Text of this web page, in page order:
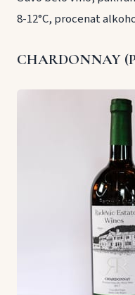
8-12°C, procenat
CHARDONNAY